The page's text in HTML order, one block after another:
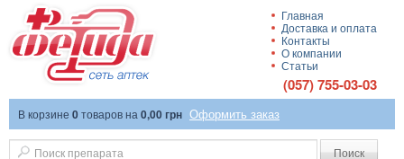
Сеть аптек
"Фетида"
(057) 755-03-03
Поиск
В корзине 0 товаровна 0,00 грн Оформить заказ
Главная
Доставка и оплата
Контакты
О компании
Статьи